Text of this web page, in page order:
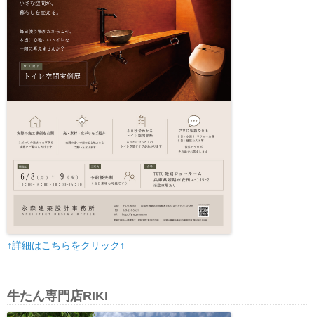
↑詳細はこちらをクリック↑
牛たん専門店RIKI